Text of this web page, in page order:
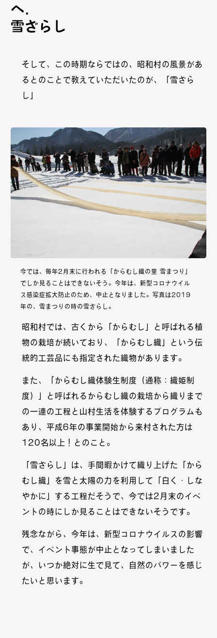
雪ざらし
そして、この時期ならではの、昭和村の風景があ
るとのことで教えていただいたのが、「雪ざら
し」
今では、毎年2月末に行われる「からむし織の里 雪まつり」
でしか見ることはできないそう。今年は、新型コロナウイル
ス感染症拡大防止のため、中止となりました。写真は2019
年の、雪まつりの時の雪ざらし。
昭和村では、古くから「からむし」と呼ばれる植
物の栽培が続いており、「からむし織」という伝
統的工芸品にも指定された織物があります。
また、「からむし織体験生制度（通称：織姫制
度）」と呼ばれるからむし織の栽培から織りまで
の一連の工程と山村生活を体験するプログラムも
あり、平成6年の事業開始から来村された方は
120名以上！とのこと。
「雪ざらし」は、手間暇かけて織り上げた「から
むし織」を雪と太陽の力を利用して「白く・しな
やかに」する工程だそうで、今では2月末のイベ
ントの時にしか見ることはできないそうです。
残念ながら、今年は、新型コロナウイルスの影響
で、イベント事態が中止となってしまいました
が、いつか絶対に生で見て、自然のパワーを感じ
たいと思います。